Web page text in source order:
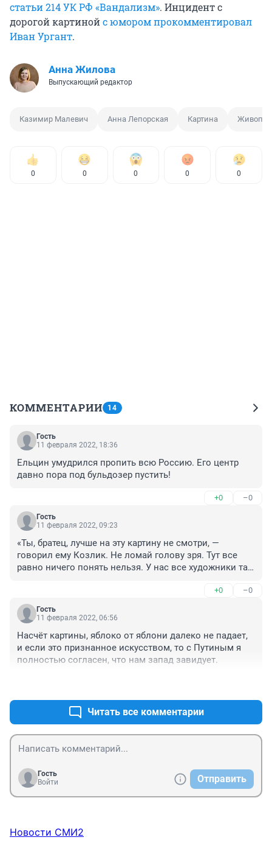
статьи 214 УК РФ «Вандализм». Инцидент с
дорогой картинойс юмором прокомментировал
Иван Ургант.
Анна Жилова
Выпускающий редактор
Казимир Малевич Анна Лепорская Картина
0 0 0 0 0
КОММЕНТАРИИ 14
Гость
11 февраля 2022, 18:36
Ельцин умудрился пропить всю Россию. Его центр
давно пора под бульдозер пустить!
+0 –0
Гость
11 февраля 2022, 09:23
«Ты, братец, лучше на эту картину не смотри, —
говорил ему Козлик. Не ломай голову зря. Тут все
равно ничего понять нельзя. У нас все художники так
покупают. Один намалюет такие вот загогулинки,
другой изобразит какие-то непонятные закорючечки,
третий вовсе нальет жидкой краски в лохань и хватит
несуразное. Ты на это пятно смотришь и ничего не
можешь понять! А богачи смотрят да еще и
похваливают.
понятная. Мы вовсе не хотим, чтоб какой-то
художник чему-то там нас учил. Богатый и без
художника все понимает, а бедняку и не нужно ничего
понимать. На то он и бедняк, чтоб ничего не
понимать и в темноте жить», — объяснял козлик
+0 –0
Гость
11 февраля 2022, 06:56
Насчёт картины, яблоко от яблони далеко не падает,
и если это признанное искусством, то с Путиным я
полностью согласен, что нам запад завидует.
Читать все комментарии
Гость
Войти
Отправить
Новости СМИ2